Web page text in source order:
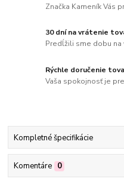
Značka Kameník Vás
30 dní na vrátenie
Predĺžili sme dobu na
Rýchle doručenie
Vaša spokojnosť je
Kompletné špecifikácie
Komentáre 0